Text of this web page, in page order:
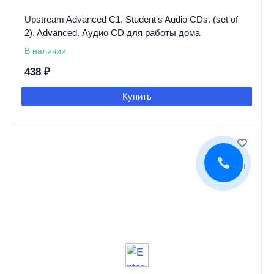
Upstream Advanced C1. Student's Audio CDs. (set of
2). Advanced. Аудио CD для работы дома
В наличии
438 ₽
Купить